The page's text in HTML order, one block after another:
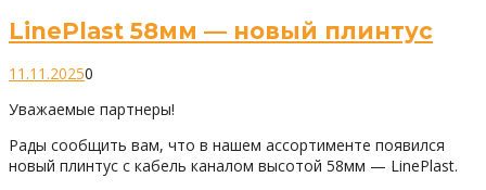
LinePlast 58мм — новый плинтус
11.11.20250
Уважаемые партнеры!
Рады сообщить вам, что в нашем ассортименте появился
новый плинтус с кабель каналом высотой 58мм — LinePlast.